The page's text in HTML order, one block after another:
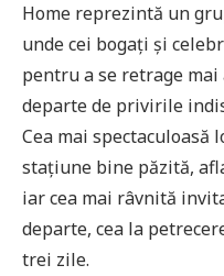
Home reprezintă un
unde cei bogați și
pentru a se retrage
departe de privirile
Cea mai spectaculoasă
stațiune bine păzită,
iar cea mai râvnită
departe, cea la
trei zile.